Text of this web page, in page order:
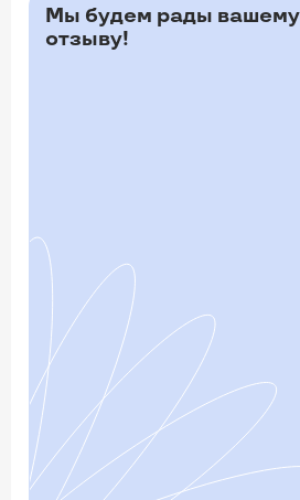
Мы будем рады вашему
отзыву!